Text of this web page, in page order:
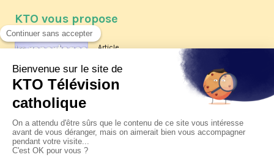
KTO vous propose
Article
Les reportages d'été 2026 de KTO
La visite pastorale du pape Léon
XIV à Assise à suivre sur KTO le
jeudi 6 août